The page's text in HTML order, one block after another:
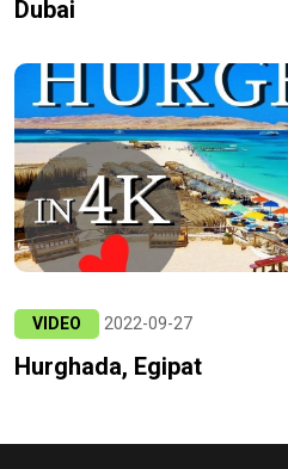
Dubai
VIDEO 2022-09-27
Hurghada, Egipat